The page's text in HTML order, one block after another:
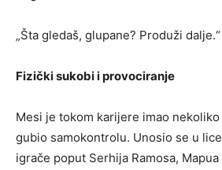
„Šta gledaš, glupane? Produži dalje.“
Fizički sukobi i provociranje
Mesi je tokom karijere imao
gubio samokontrolu. Unosio se u
igrače poput Serhija Ramosa,